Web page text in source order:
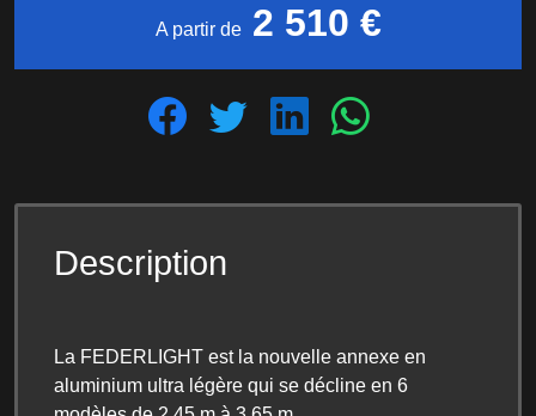
A partir de2 510 €
Description
La FEDERLIGHT est la nouvelle annexe en
aluminium ultra légère qui se décline en 6